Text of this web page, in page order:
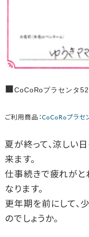
CoCoRoプラセンタ
ご利用商品：CoCoRoプラセ
夏が終って、涼しい
来ます。
仕事続きで疲れがと
なります。
更年期を前にして、
のでしょうか。